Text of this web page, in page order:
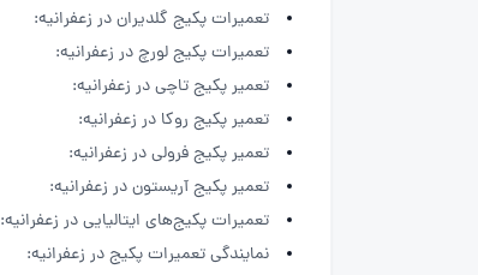
تعمیرات پکیج گلدیران در زعفرانیه:
تعمیرات پکیج لورچ در زعفرانیه:
تعمیر پکیج تاچی در زعفرانیه:
تعمیر پکیج روکا در زعفرانیه:
تعمیر پکیج فرولی در زعفرانیه:
تعمیر پکیج آریستون در زعفرانیه:
تعمیرات پکیج‌های ایتالیایی در زعفرانیه:
نمایندگی تعمیرات پکیج در زعفرانیه: